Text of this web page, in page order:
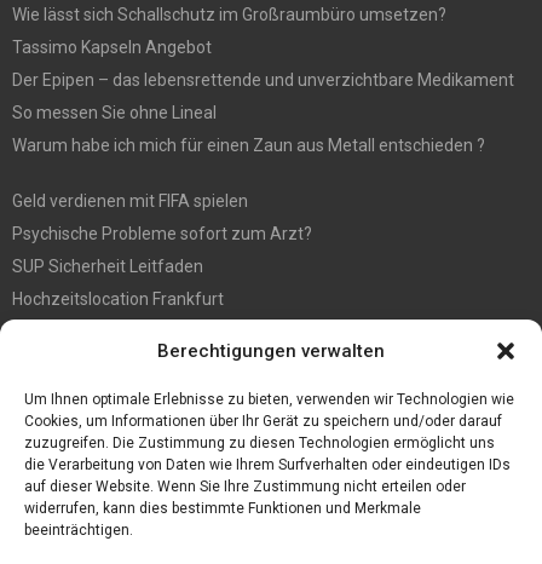
Berechtigungen verwalten
Um Ihnen optimale Erlebnisse zu bieten, verwenden wir Technologien wie
Cookies, um Informationen über Ihr Gerät zu speichern und/oder darauf
zuzugreifen. Die Zustimmung zu diesen Technologien ermöglicht uns
die Verarbeitung von Daten wie Ihrem Surfverhalten oder eindeutigen IDs
auf dieser Website. Wenn Sie Ihre Zustimmung nicht erteilen oder
widerrufen, kann dies bestimmte Funktionen und Merkmale
beeinträchtigen.
Wie lässt sich Schallschutz im Großraumbüro umsetzen?
Tassimo Kapseln Angebot
Der Epipen – das lebensrettende und unverzichtbare Medikament
So messen Sie ohne Lineal
Warum habe ich mich für einen Zaun aus Metall entschieden ?
Geld verdienen mit FIFA spielen
Psychische Probleme sofort zum Arzt?
SUP Sicherheit Leitfaden
Hochzeitslocation Frankfurt
Großer Spaß auf der Kirmes in Bonn!
Bester Oscam- und CCcam-Server für 2021